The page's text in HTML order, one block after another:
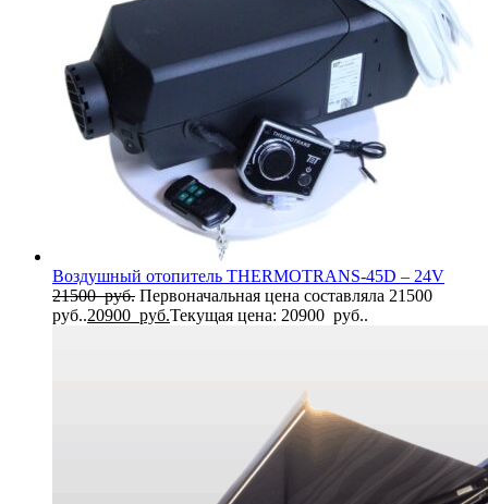
Воздушный отопитель THERMOTRANS-45D – 24V
21500руб. Первоначальная цена составляла 21500
руб..20900 руб.Текущая цена: 20900 руб..